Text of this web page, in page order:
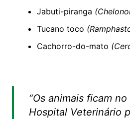
Jabuti-piranga
Tucano toco
Cachorro-do-mato
“Os animais ficam
Hospital Veterinário